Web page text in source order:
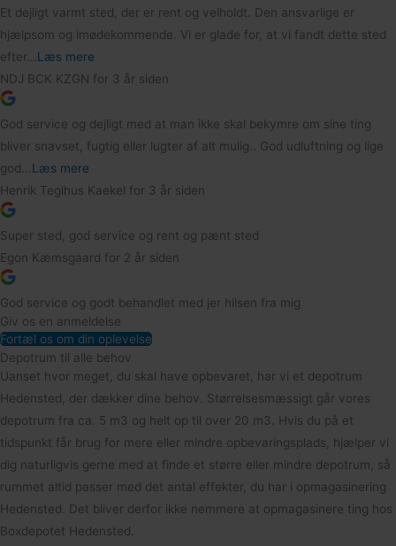
Et dejligt varmt sted, der er rent og velholdt. Den ansvarlige er
hjælpsom og imødekommende. Vi er glade for, at vi fandt dette sted
efter...Læs mere
NDJ BCK KZGN for 3 år siden
God service og dejligt med at man ikke skal bekymre om sine ting
bliver snavset, fugtig eller lugter af alt mulig.. God udluftning og lige
god...Læs mere
Henrik Teglhus Kaekel for 3 år siden
Super sted, god service og rent og pænt sted
Egon Kæmsgaard for 2 år siden
God service og godt behandlet med jer hilsen fra mig
Giv os en anmeldelse
Fortæl os om din oplevelse
Depotrum til alle behov
Uanset hvor meget, du skal have opbevaret, har vi et depotrum
Hedensted, der dækker dine behov. Størrelsesmæssigt går vores
depotrum fra ca. 5 m3 og helt op til over 20 m3. Hvis du på et
tidspunkt får brug for mere eller mindre opbevaringsplads, hjælper vi
dig naturligvis gerne med at finde et større eller mindre depotrum, så
rummet altid passer med det antal effekter, du har i opmagasinering
Hedensted. Det bliver derfor ikke nemmere at opmagasinere ting hos
Boxdepotet Hedensted.